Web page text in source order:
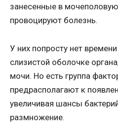
занесенные в
провоцируют болезнь.
У них попросту нет
слизистой оболочке
мочи. Но есть группа
предрасполагают к
увеличивая шансы
размножение.